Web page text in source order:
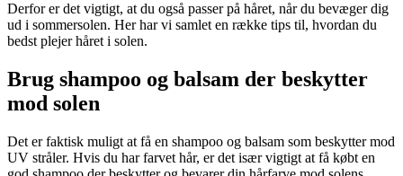
Derfor er det vigtigt, at du også passer på håret, når du bevæger dig
ud i sommersolen. Her har vi samlet en række tips til, hvordan du
bedst plejer håret i solen.
Brug shampoo og balsam der beskytter
mod solen
Det er faktisk muligt at få en shampoo og balsam som beskytter mod
UV stråler. Hvis du har farvet hår, er det især vigtigt at få købt en